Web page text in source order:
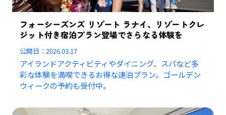
フォーシーズンズ リゾート ラナイ、リゾートクレ
ジット付き宿泊プラン登場でさらなる体験を
公開日：2026.03.17
アイランドアクティビティやダイニング、スパなど多
彩な体験を満喫できるお得な連泊プラン。ゴールデン
ウィークの予約も受付中。